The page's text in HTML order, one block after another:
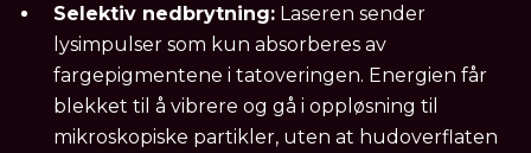
Selektiv nedbrytning: Laseren sender
lysimpulser som kun absorberes av
fargepigmentene i tatoveringen. Energien får
blekket til å vibrere og gå i oppløsning til
mikroskopiske partikler, uten at hudoverflaten